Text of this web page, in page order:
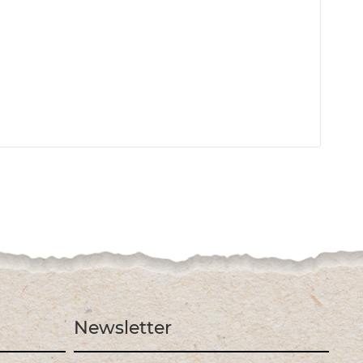
Newsletter